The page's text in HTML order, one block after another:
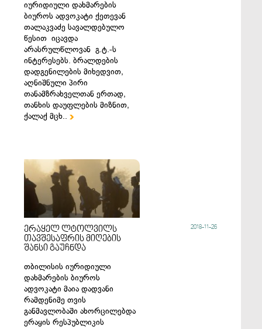
იურიდიული დახმარების
ბიუროს ადვოკატი ქეთევან
თალაკვაძე სავალდებულო
წესით იცავდა
არასრულწლოვან გ.ტ.-ს
ინტერესებს. ბრალდების
დადგენილების მიხედვით,
აღნიშნული პირი
თანამზრახველთან ერთად,
თანხის დაუფლების მიზნით,
ქალაქ მცხ..
ერაყელ ლტოლვილს
თავშესაფრის მიღების
შანსი გაუჩნდა
თბილისის იურიდიული
დახმარების ბიუროს
ადვოკატი მაია დადვანი
რამდენიმე თვის
განმავლობაში ახორცილებდა
ერაყის რესპუბლიკის
2018-11-26